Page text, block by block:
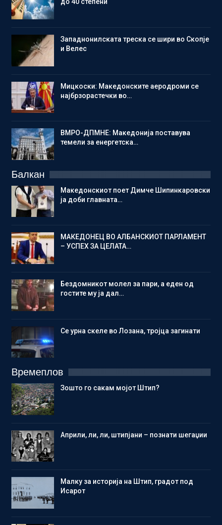
до 40 степени
Западнонилската треска се шири во Скопје
и Велес
Мицкоски: Македонските аеродроми се
најбрзорастечки во…
ВМРО-ДПМНЕ: Македонија поставува
темели за енергетска…
Балкан
Македонскиот поет Димче Шипинкаровски
ја доби главната…
МАКЕДОНЕЦ ВО АЛБАНСКИОТ ПАРЛАМЕНТ
– УСПЕХ ЗА ЦЕЛАТА…
Бездомникот молел за пари, а еден од
гостите му ја дал…
Се урна скеле во Лозана, тројца загинати
Времеплов
Зошто го сакам мојот Штип?
Aприли, ли, ли, штипјани – познати шегаџии
Малку за историја на Штип, градот под
Исарот